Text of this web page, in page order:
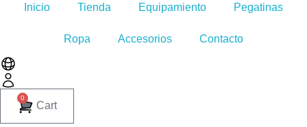
Inicio Tienda Equipamiento Pegatinas
Ropa Accesorios Contacto
0
Cart